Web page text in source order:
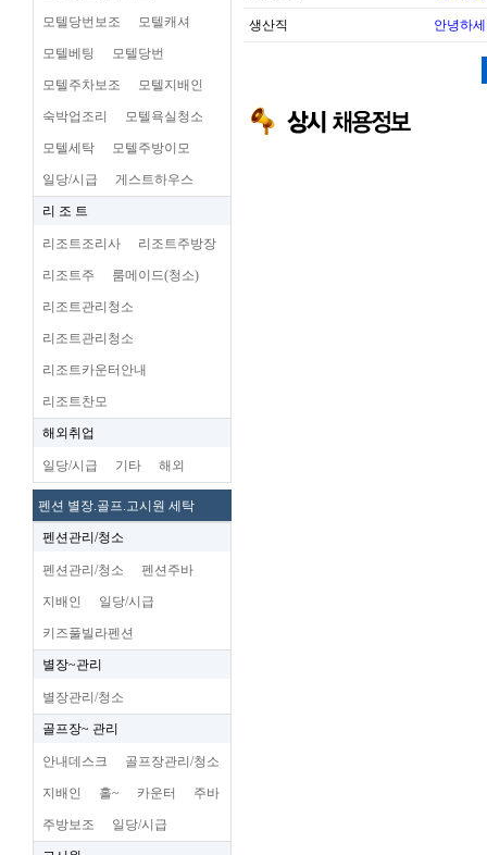
모텔당번보조 모텔캐셔
모텔베팅 모텔당번
모텔주차보조 모텔지배인
숙박업조리 모텔욕실청소
모텔세탁 모텔주방이모
일당/시급 게스트하우스
리 조 트
리조트조리사 리조트주방장
리조트주 룸메이드(청소)
리조트관리청소
리조트관리청소
리조트카운터안내
리조트찬모
해외취업
일당/시급 기타 해외
펜션 별장.골프.고시원 세탁
펜션관리/청소
펜션관리/청소 펜션주바
지배인 일당/시급
키즈풀빌라펜션
별장~관리
별장관리/청소
골프장~ 관리
안내데스크 골프장관리/청소
지배인 홀~ 카운터 주바
주방보조 일당/시급
생산직 안녕하